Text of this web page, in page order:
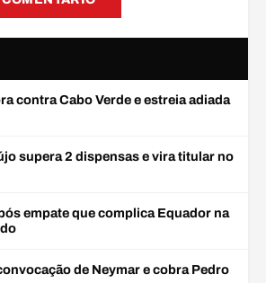
contra Cabo Verde e estreia adiada
supera 2 dispensas e vira titular no
empate que complica Equador na
de Neymar e cobra Pedro